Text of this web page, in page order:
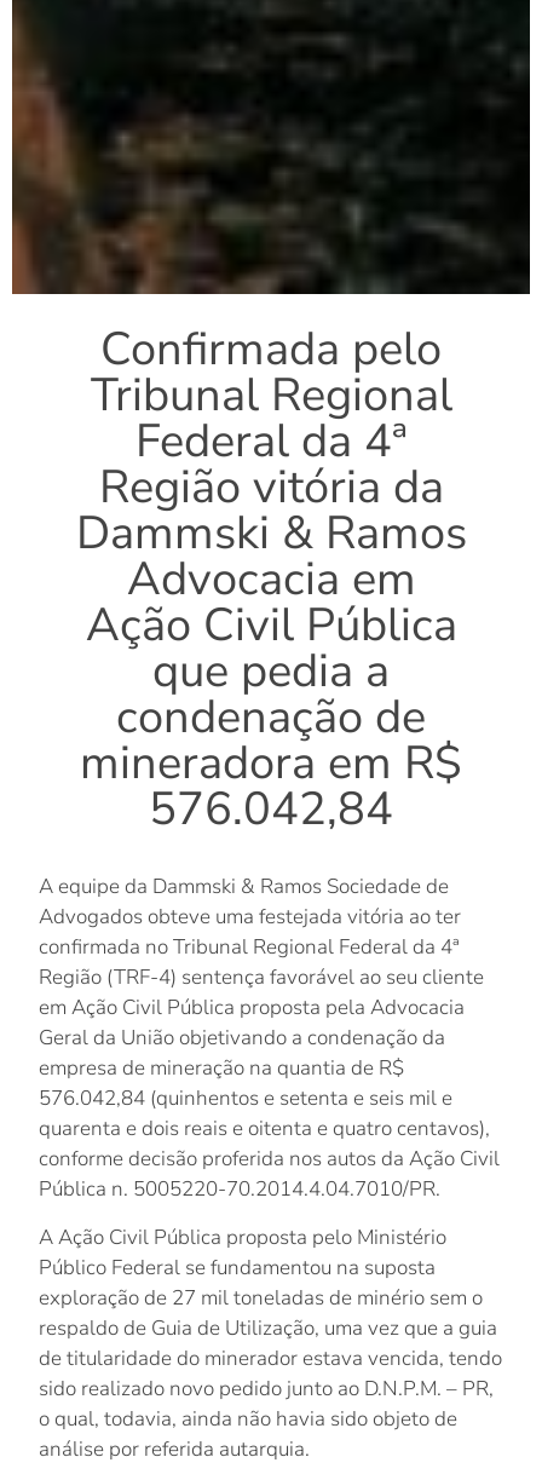
Confirmada pelo
Tribunal Regional
Federal da 4ª
Região vitória da
Dammski & Ramos
Advocacia em
Ação Civil Pública
que pedia a
condenação de
mineradora em R$
576.042,84
A equipe da Dammski & Ramos Sociedade de
Advogados obteve uma festejada vitória ao ter
confirmada no Tribunal Regional Federal da 4ª
Região (TRF-4) sentença favorável ao seu cliente
em Ação Civil Pública proposta pela Advocacia
Geral da União objetivando a condenação da
empresa de mineração na quantia de R$
576.042,84 (quinhentos e setenta e seis mil e
quarenta e dois reais e oitenta e quatro centavos),
conforme decisão proferida nos autos da Ação Civil
Pública n. 5005220-70.2014.4.04.7010/PR.
A Ação Civil Pública proposta pelo Ministério
Público Federal se fundamentou na suposta
exploração de 27 mil toneladas de minério sem o
respaldo de Guia de Utilização, uma vez que a guia
de titularidade do minerador estava vencida, tendo
sido realizado novo pedido junto ao D.N.P.M. – PR,
o qual, todavia, ainda não havia sido objeto de
análise por referida autarquia.